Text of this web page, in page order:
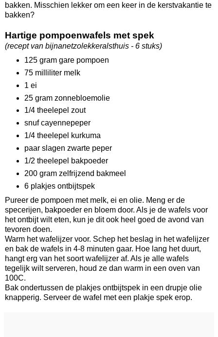
bakken. Misschien lekker om een keer in de kerstvakantie te
bakken?
Hartige pompoenwafels met spek
(recept van bijnanetzolekkeralsthuis - 6 stuks)
125 gram gare pompoen
75 milliliter melk
1 ei
25 gram zonnebloemolie
1/4 theelepel zout
snuf cayennepeper
1/4 theelepel kurkuma
paar slagen zwarte peper
1/2 theelepel bakpoeder
200 gram zelfrijzend bakmeel
6 plakjes ontbijtspek
Pureer de pompoen met melk, ei en olie. Meng er de
specerijen, bakpoeder en bloem door. Als je de wafels voor
het ontbijt wilt eten, kun je dit ook heel goed de avond van
tevoren doen.
Warm het wafelijzer voor. Schep het beslag in het wafelijzer
en bak de wafels in 4-8 minuten gaar. Hoe lang het duurt,
hangt erg van het soort wafelijzer af. Als je alle wafels
tegelijk wilt serveren, houd ze dan warm in een oven van
100C.
Bak ondertussen de plakjes ontbijtspek in een drupje olie
knapperig. Serveer de wafel met een plakje spek erop.